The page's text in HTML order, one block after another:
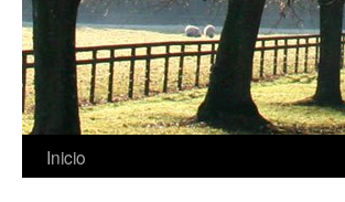
Saltar
Inicio